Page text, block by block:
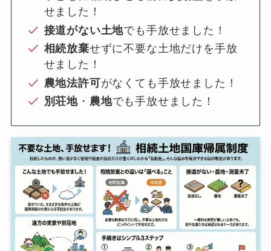
せました！
接道がない土地でも手放せました！
相続放棄せずに不要な土地だけを手放
せました！
農地法許可がなくても手放せました！
別荘地 ・ 農地でも手放せました！